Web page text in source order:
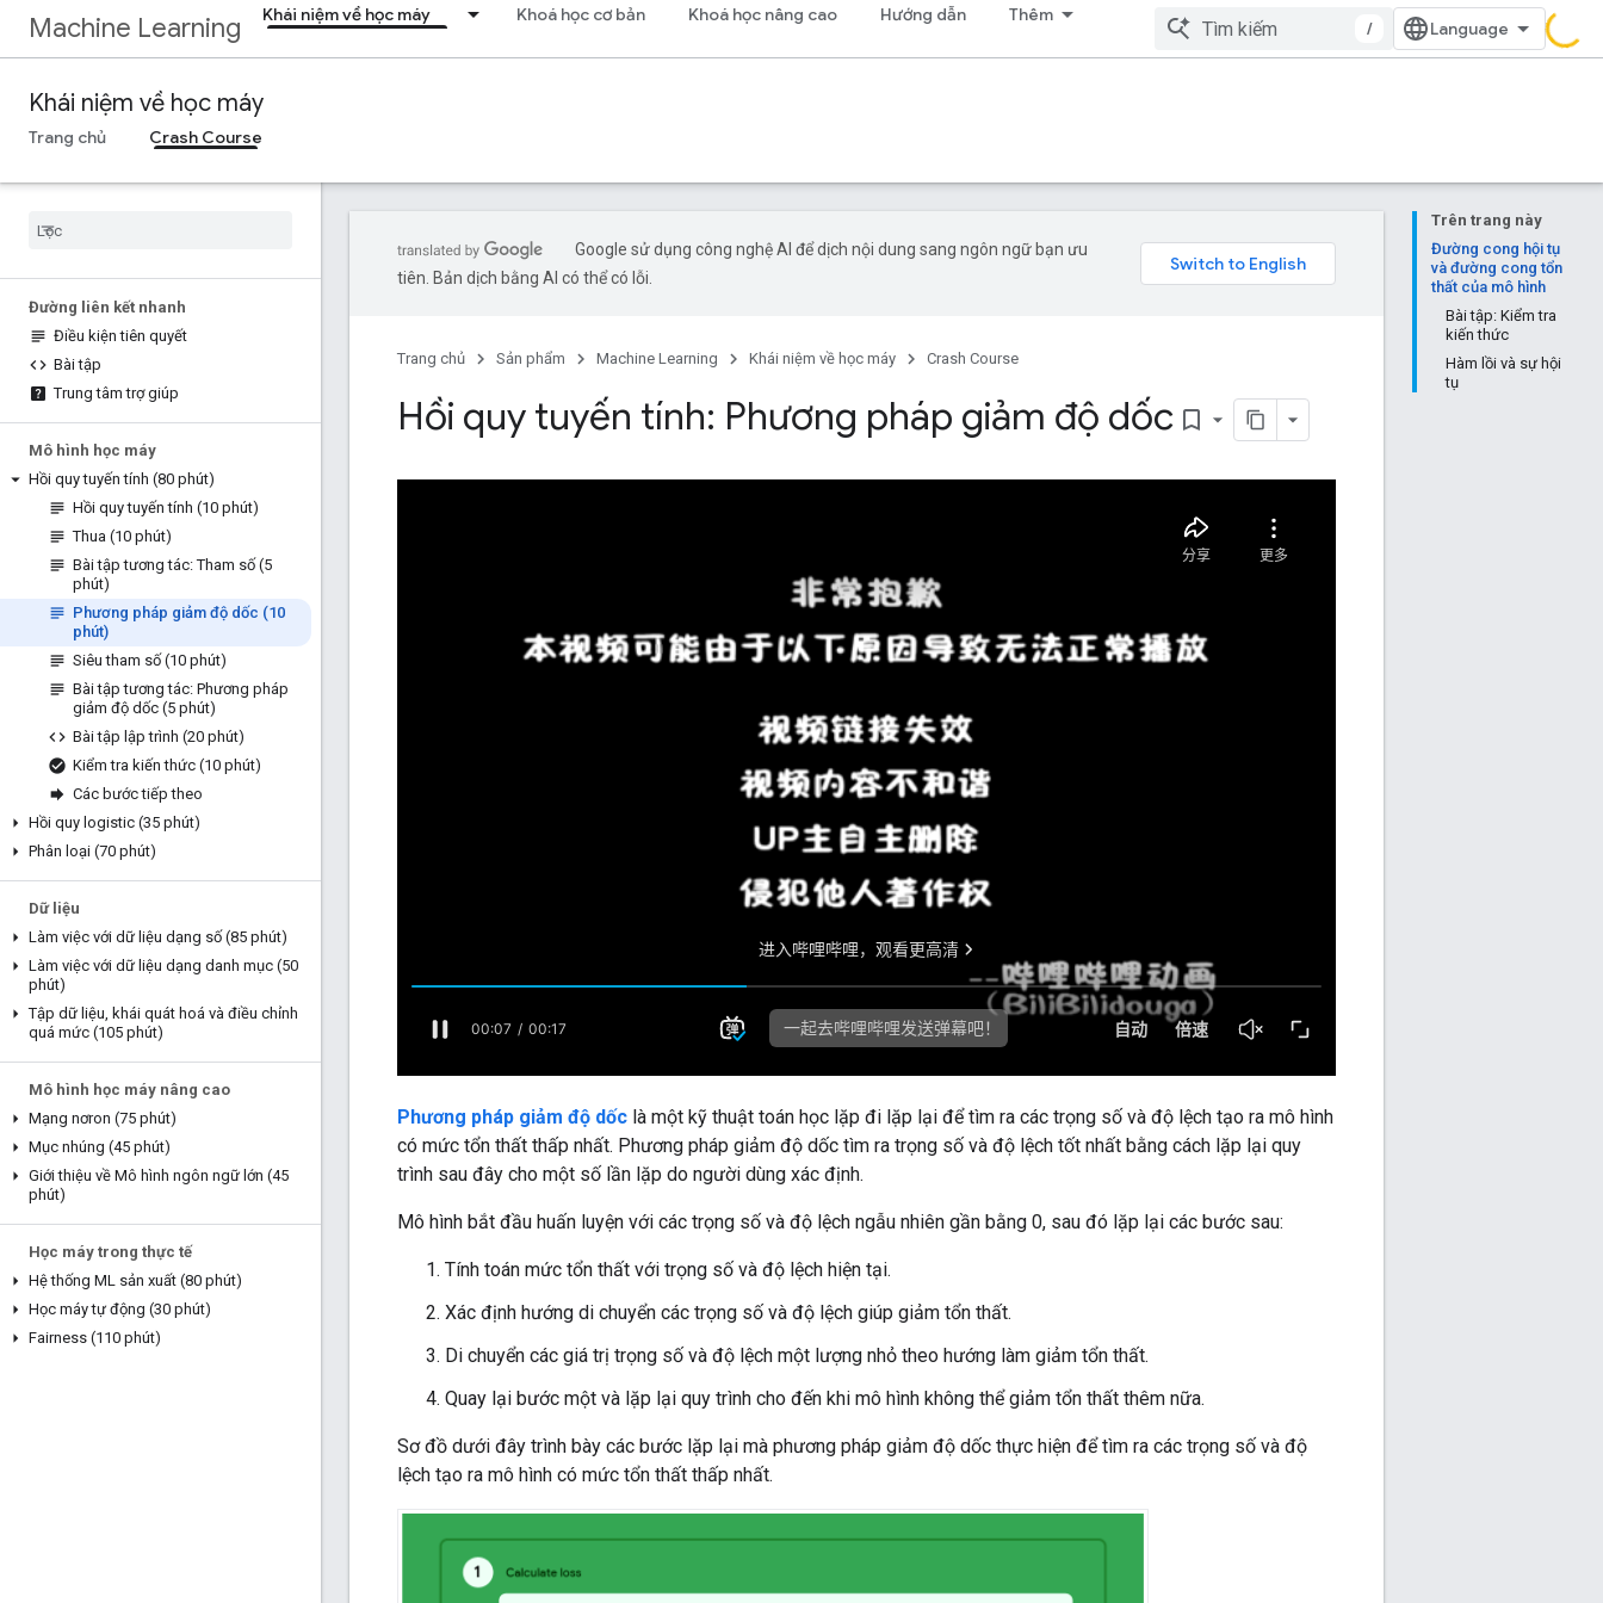
Machine Learning Khái niệm về học máy Khoá học cơ bản Khoá học nâng cao Hướng dẫn Thêm
/
Khái niệm về học máy
Trang chủ Crash Course
Đường liên kết nhanh
Điều kiện tiên quyết
Bài tập
Trung tâm trợ giúp
Mô hình học máy
Hồi quy tuyến tính (80 phút)
Hồi quy tuyến tính (10 phút)
Thua (10 phút)
Bài tập tương tác: Tham số (5
phút)
Phương pháp giảm độ dốc (10
phút)
Siêu tham số (10 phút)
Bài tập tương tác: Phương pháp
giảm độ dốc (5 phút)
Bài tập lập trình (20 phút)
Kiểm tra kiến thức (10 phút)
Các bước tiếp theo
Hồi quy logistic (35 phút)
Phân loại (70 phút)
Dữ liệu
Làm việc với dữ liệu dạng số (85 phút)
Làm việc với dữ liệu dạng danh mục (50
phút)
Tập dữ liệu, khái quát hoá và điều chỉnh
quá mức (105 phút)
Mô hình học máy nâng cao
Mạng nơron (75 phút)
Mục nhúng (45 phút)
Giới thiệu về Mô hình ngôn ngữ lớn (45
phút)
Học máy trong thực tế
Hệ thống ML sản xuất (80 phút)
Học máy tự động (30 phút)
Fairness (110 phút)
Trên trang này
Đường cong hội tụ
và đường cong tổn
thất của mô hình
Bài tập: Kiểm tra
kiến thức
Hàm lồi và sự hội
tụ
Google sử dụng công nghệ AI để dịch nội dung sang ngôn ngữ bạn ưu
tiên. Bản dịch bằng AI có thể có lỗi.
Trang chủ Sản phẩm Machine Learning Khái niệm về học máy Crash Course
Hồi quy tuyến tính: Phương pháp giảm độ dốc bookmark_border
Phương pháp giảm độ dốc là một kỹ thuật toán học lặp đi lặp lại để tìm ra các trọng số và độ lệch tạo ra mô hình
có mức tổn thất thấp nhất. Phương pháp giảm độ dốc tìm ra trọng số và độ lệch tốt nhất bằng cách lặp lại quy
trình sau đây cho một số lần lặp do người dùng xác định.
Mô hình bắt đầu huấn luyện với các trọng số và độ lệch ngẫu nhiên gần bằng 0, sau đó lặp lại các bước sau:
Tính toán mức tổn thất với trọng số và độ lệch hiện tại.
Xác định hướng di chuyển các trọng số và độ lệch giúp giảm tổn thất.
Di chuyển các giá trị trọng số và độ lệch một lượng nhỏ theo hướng làm giảm tổn thất.
Quay lại bước một và lặp lại quy trình cho đến khi mô hình không thể giảm tổn thất thêm nữa.
Sơ đồ dưới đây trình bày các bước lặp lại mà phương pháp giảm độ dốc thực hiện để tìm ra các trọng số và độ
lệch tạo ra mô hình có mức tổn thất thấp nhất.